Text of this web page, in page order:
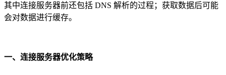
其中连接服务器前还包括 DNS 解析的过程；获取数据后可能
会对数据进行缓存。
一、连接服务器优化策略